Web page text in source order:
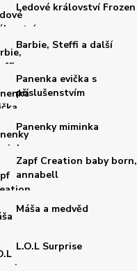
Ledové království Frozen
Barbie, Steffi a další
Panenka evička s
příslušenstvím
Panenky miminka
Zapf Creation baby born,
annabell
Máša a medvěd
L.O.L Surprise